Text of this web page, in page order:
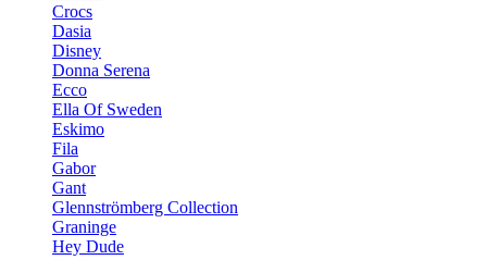
Crocs
Dasia
Disney
Donna Serena
Ecco
Ella Of Sweden
Eskimo
Fila
Gabor
Gant
Glennströmberg Collection
Graninge
Hey Dude